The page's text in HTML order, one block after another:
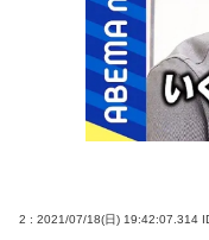
たら新聞紙で叩
高市早苗総理、
【悲報】アメリ
中年層が「ちい
グ！ 2位は「まま
2 : 2021/07/18(日) 19:42:07.314